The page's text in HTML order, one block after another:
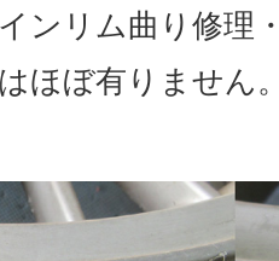
ンリム曲り修理
ほぼ有りません